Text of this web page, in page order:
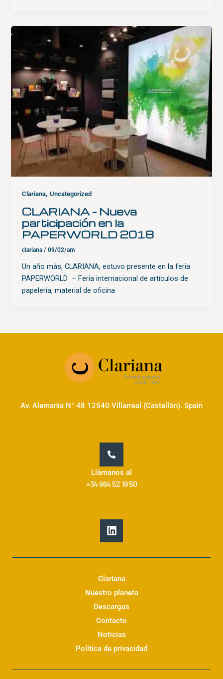
Clariana,Uncategorized
CLARIANA – Nueva
participación en la
PAPERWORLD 2018
clariana/09/02/am
Un año más, CLARIANA, estuvo presente en la feria
PAPERWORLD – Feria internacional de artículos de
papelería, material de oficina
Av. Alemania N° 48 12540 Villarreal (Castellón). Spain
Llámanos al
+34 964 52 19 50
L
i
n
k
d
n
Clariana
Nuestro planeta
Descargas
Contacto
Noticias
Política de privacidad